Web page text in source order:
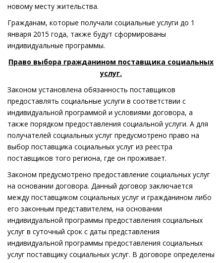
новому месту жительства.
Гражданам, которые получали социальные услуги до 1
января 2015 года, также будут сформированы
индивидуальные программы.
Право выбора гражданином поставщика социальных
услуг.
Законом установлена обязанность поставщиков
предоставлять социальные услуги в соответствии с
индивидуальной программой и условиями договора, а
также порядком предоставления социальной услуги. А для
получателей социальных услуг предусмотрено право на
выбор поставщика социальных услуг из реестра
поставщиков того региона, где он проживает.
Законом предусмотрено предоставление социальных услуг
на основании договора. Данный договор заключается
между поставщиком социальных услуг и гражданином либо
его законным представителем, на основании
индивидуальной программы предоставления социальных
услуг в суточный срок с даты представления
индивидуальной программы предоставления социальных
услуг поставщику социальных услуг. В договоре определены